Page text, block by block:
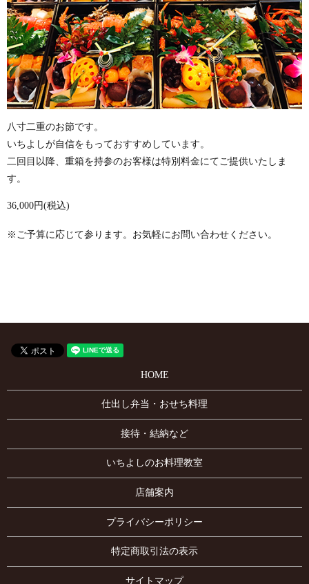
八寸二重のお節です。
いちよしが自信をもっておすすめしています。
二回目以降、重箱を持参のお客様は特別料金にてご提供いたしま
す。
36,000円(税込)
※ご予算に応じて参ります。お気軽にお問い合わせください。
HOME
仕出し弁当・おせち料理
接待・結納など
いちよしのお料理教室
店舗案内
プライバシーポリシー
特定商取引法の表示
サイトマップ